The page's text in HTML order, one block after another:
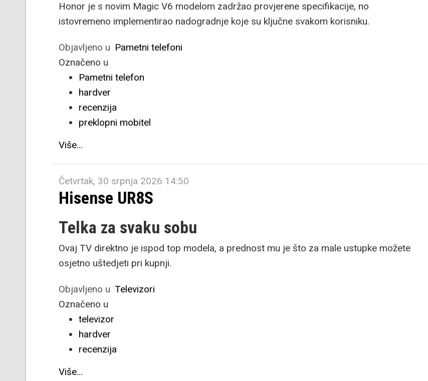
Honor je s novim Magic V6 modelom zadržao provjerene specifikacije, no
istovremeno implementirao nadogradnje koje su ključne svakom korisniku.
Objavljeno u Pametni telefoni
Označeno u
Pametni telefon
hardver
recenzija
preklopni mobitel
Više...
Četvrtak, 30 srpnja 2026 14:50
Hisense UR8S
Telka za svaku sobu
Ovaj TV direktno je ispod top modela, a prednost mu je što za male ustupke možete
osjetno uštedjeti pri kupnji.
Objavljeno u Televizori
Označeno u
televizor
hardver
recenzija
Više...